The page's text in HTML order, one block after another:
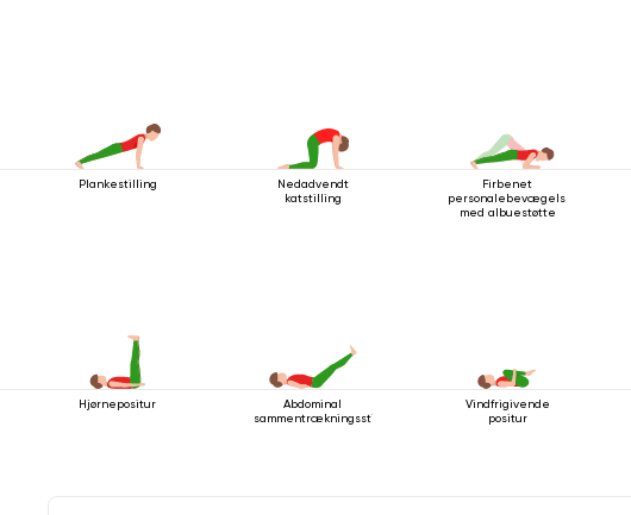
Plankestilling
Nedadvendt
katstilling
Firbenet
personalebevægelse
med albuestøtte
Hjørnepositur
Abdominal
sammentrækningsstilling
Vindfrigivende
positur